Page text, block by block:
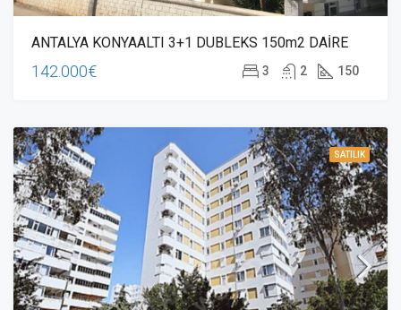
ANTALYA KONYAALTI 3+1 DUBLEKS 150m2 DAİRE
142.000€ 3 2 150
SATILIK